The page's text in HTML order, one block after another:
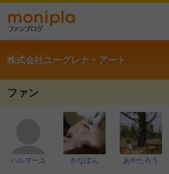
株式会社ユーグレナ・アート
ファン
ハルマーユ かなぽん あやたろう